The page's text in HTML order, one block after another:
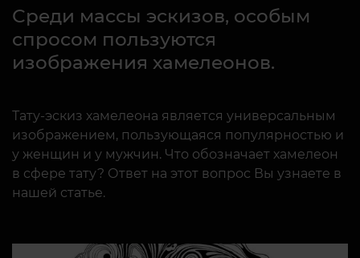
Среди массы эскизов, особым
спросом пользуются
изображения хамелеонов.
Тату-эскиз хамелеона является универсальным
изображением, пользующаяся популярностью и
у женщин и у мужчин. Что обозначает хамелеон
в сфере тату? Ответ на этот вопрос Вы узнаете в
нашей статье.